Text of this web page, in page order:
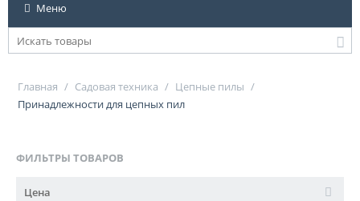
Меню
Главная / Садовая техника / Цепные пилы /
Принадлежности для цепных пил
ФИЛЬТРЫ ТОВАРОВ
Цена